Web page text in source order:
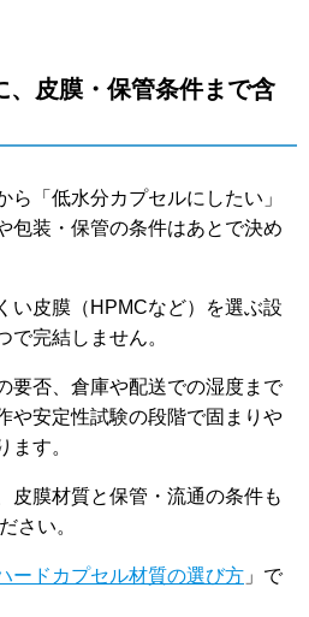
、皮膜・保管条件まで含
「低水分カプセルにしたい」
包装・保管の条件はあとで決め
い皮膜（HPMCなど）を選ぶ設
で完結しません。
要否、倉庫や配送での湿度まで
や安定性試験の段階で固まりや
ます。
皮膜材質と保管・流通の条件も
さい。
ードカプセル材質の選び方 」で